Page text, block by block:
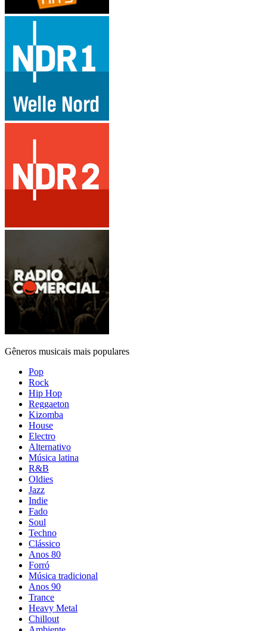
Gêneros musicais mais populares
Pop
Rock
Hip Hop
Reggaeton
Kizomba
House
Electro
Alternativo
Música latina
R&B
Oldies
Jazz
Indie
Fado
Soul
Techno
Clássico
Anos 80
Forró
Música tradicional
Anos 90
Trance
Heavy Metal
Chillout